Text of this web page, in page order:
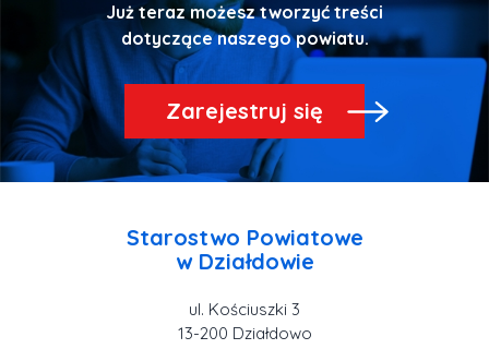
Już teraz możesz tworzyć treści
dotyczące naszego powiatu.
Zarejestruj się
Starostwo Powiatowe
ul. Kościuszki 3